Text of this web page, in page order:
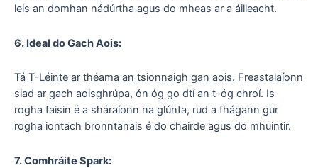
leis an domhan nádúrtha agus do mheas ar a áilleacht.
6. Ideal do Gach Aois:
Tá T-Léinte ar théama an tsionnaigh gan aois. Freastalaíonn
siad ar gach aoisghrúpa, ón óg go dtí an t-óg chroí. Is
rogha faisin é a sháraíonn na glúnta, rud a fhágann gur
rogha iontach bronntanais é do chairde agus do mhuintir.
7. Comhráite Spark: